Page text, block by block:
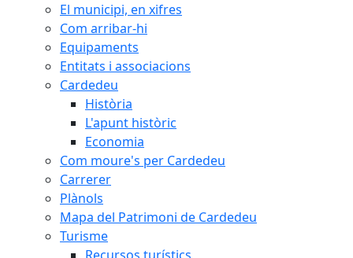
El municipi, en xifres
Com arribar-hi
Equipaments
Entitats i associacions
Cardedeu
Història
L'apunt històric
Economia
Com moure's per Cardedeu
Carrerer
Plànols
Mapa del Patrimoni de Cardedeu
Turisme